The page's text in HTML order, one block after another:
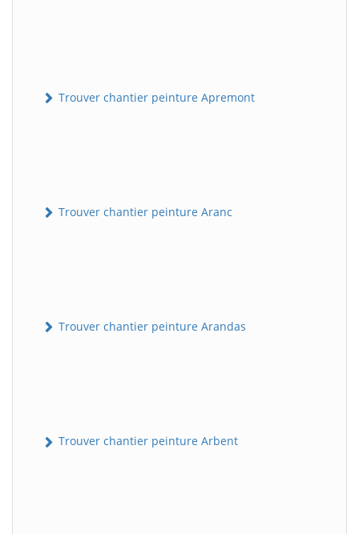
Trouver chantier peinture Apremont
Trouver chantier peinture Aranc
Trouver chantier peinture Arandas
Trouver chantier peinture Arbent